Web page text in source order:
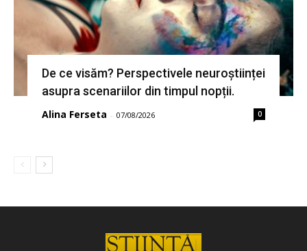
De ce visăm? Perspectivele neuroștiinței
asupra scenariilor din timpul nopții.
Alina Ferseta - 07/08/2026 0